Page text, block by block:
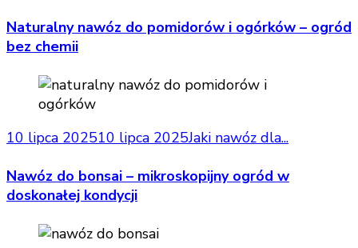
Naturalny nawóz do pomidorów i ogórków – ogród
bez chemii
10 lipca 202510 lipca 2025Jaki nawóz dla...
Nawóz do bonsai – mikroskopijny ogród w
doskonałej kondycji